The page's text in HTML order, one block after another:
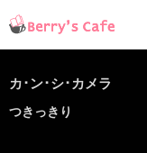
カ･ン･シ･カメラ
つきっきり